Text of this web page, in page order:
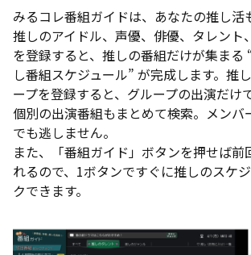
みるコレ番組ガイドは、あなたの推し活
推しのアイドル、声優、俳優、タレント
を登録すると、推しの番組だけが集まる
し番組スケジュール” が完成します。推
ープを登録すると、グループの出演だけ
個別の出演番組もまとめて検索。メンバ
でも逃しません。
また、「番組ガイド」ボタンを押せば前
れるので、1ボタンですぐに推しのスケ
クできます。